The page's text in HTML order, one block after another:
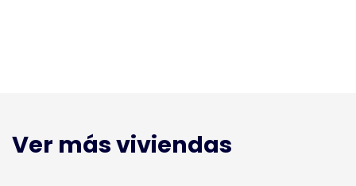
Ver más viviendas